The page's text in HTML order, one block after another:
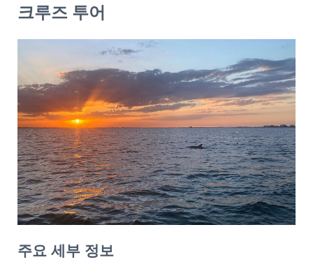
크루즈 투어
주요 세부 정보